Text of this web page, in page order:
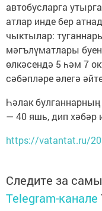
автобусларга
атлар инде бер
чыктылар:
мәгълүматлары
өлкәсендә 5 һәм 7
сәбәпләре әлегә
Һәлак
— 40 яшь, дип хәбәр
https://vatantat.ru/
Следите за
Telegram-канале